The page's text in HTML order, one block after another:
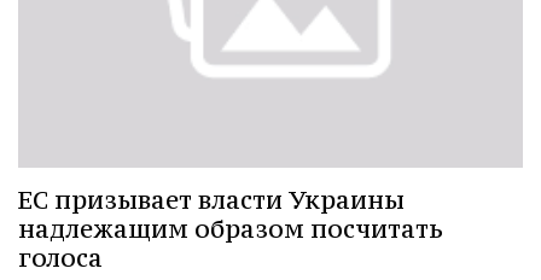
ЕС призывает власти Украины
надлежащим образом посчитать
голоса